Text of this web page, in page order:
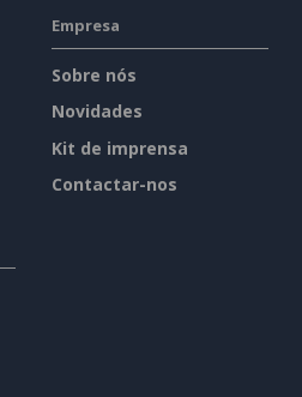
Empresa
Sobre nós
Novidades
Kit de imprensa
Contactar-nos